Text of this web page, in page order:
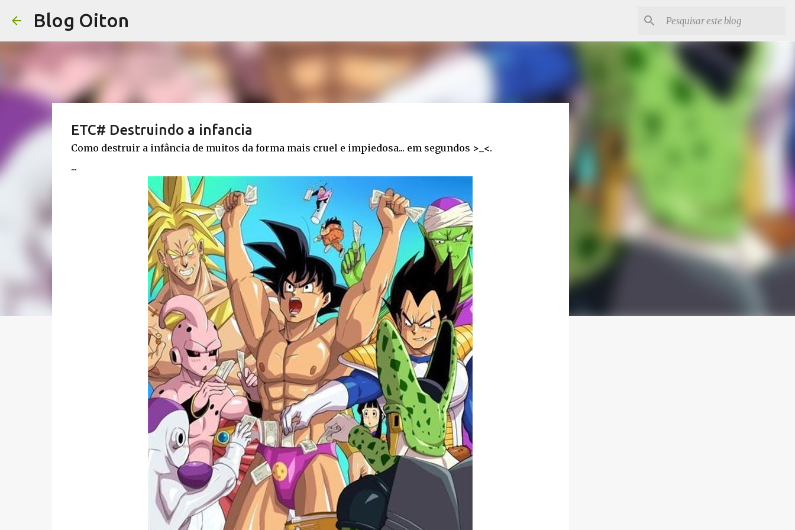
Blog Oiton
ETC# Destruindo a infancia
Como destruir a infância de muitos da forma mais cruel e impiedosa... em segundos >_<.
...